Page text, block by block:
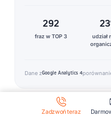
292
fraz w TOP 3
udział
Dane zGoogle Analytics 4
Zadzwoń teraz